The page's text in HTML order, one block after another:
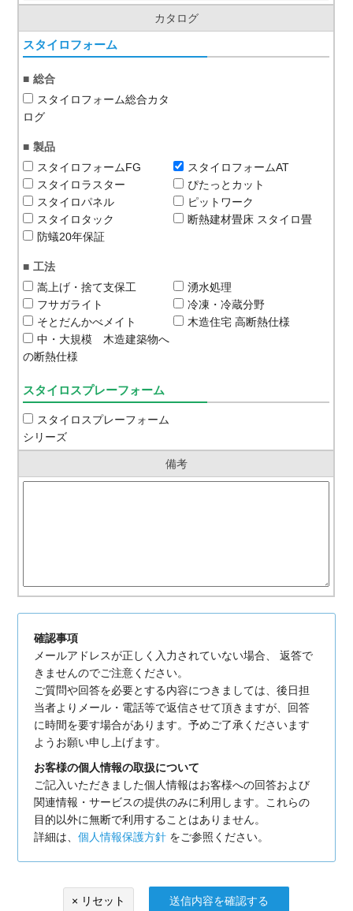
カタログ
スタイロフォーム
総合
スタイロフォーム総合カタ
ログ
製品
スタイロフォームFG
スタイロフォームAT
スタイロラスター
ぴたっとカット
スタイロパネル
ピットワーク
スタイロタック
断熱建材畳床 スタイロ畳
防蟻20年保証
工法
嵩上げ・捨て支保工
湧水処理
フサガライト
冷凍・冷蔵分野
そとだんかべメイト
木造住宅 高断熱仕様
中・大規模 木造建築物へ
の断熱仕様
スタイロスプレーフォーム
スタイロスプレーフォーム
シリーズ
備考
確認事項
メールアドレスが正しく入力されていない場合、 返答で
きませんのでご注意ください。
ご質問や回答を必要とする内容につきましては、後日担
当者よりメール・電話等で返信させて頂きますが、回答
に時間を要す場合があります。予めご了承くださいます
ようお願い申し上げます。
お客様の個人情報の取扱について
ご記入いただきました個人情報はお客様への回答および
関連情報・サービスの提供のみに利用します。これらの
目的以外に無断で利用することはありません。
詳細は、個人情報保護方針 をご参照ください。